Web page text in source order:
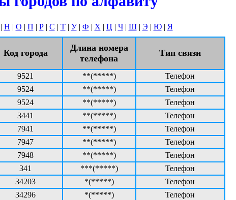
Н | О | П | Р| С | Т| У| Ф | Х | Ц | Ч| Ш| Э | Ю| Я
Код города
Длина номера
телефона
Тип связи
9521 **(*****)
Телефон
9524 **(*****)
Телефон
9524 **(*****)
Телефон
3441 **(*****)
Телефон
7941 **(*****)
Телефон
7947 **(*****)
Телефон
7948 **(*****)
Телефон
341 ***(*****)
Телефон
34203 *(*****)
Телефон
34296 *(*****)
Телефон